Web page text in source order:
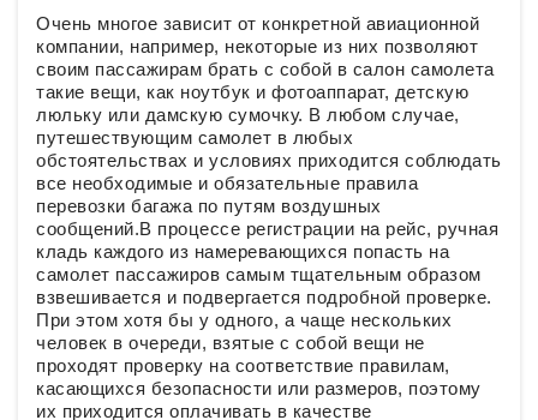
Очень многое зависит от конкретной авиационной
компании, например, некоторые из них позволяют
своим пассажирам брать с собой в салон самолета
такие вещи, как ноутбук и фотоаппарат, детскую
люльку или дамскую сумочку. В любом случае,
путешествующим самолет в любых
обстоятельствах и условиях приходится соблюдать
все необходимые и обязательные правила
перевозки багажа по путям воздушных
сообщений.В процессе регистрации на рейс, ручная
кладь каждого из намеревающихся попасть на
самолет пассажиров самым тщательным образом
взвешивается и подвергается подробной проверке.
При этом хотя бы у одного, а чаще нескольких
человек в очереди, взятые с собой вещи не
проходят проверку на соответствие правилам,
касающихся безопасности или размеров, поэтому
их приходится оплачивать в качестве